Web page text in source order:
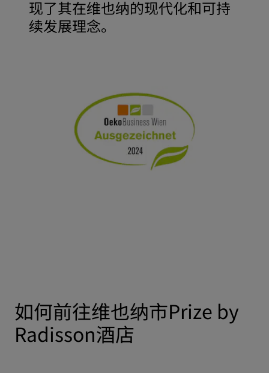
现了其在维也纳的现代化和可持
续发展理念。
如何前往维也纳市Prize by
Radisson酒店